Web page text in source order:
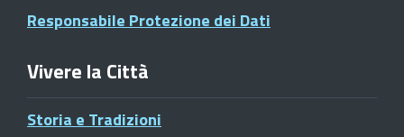
Responsabile Protezione dei Dati
Vivere la Città
Storia e Tradizioni